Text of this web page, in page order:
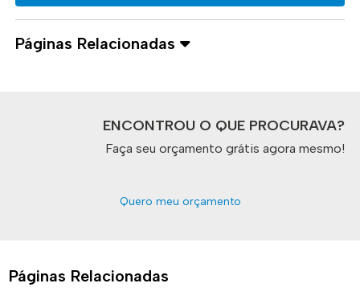
Páginas Relacionadas
ENCONTROU O QUE PROCURAVA?
Faça seu orçamento grátis agora mesmo!
Quero meu orçamento
Páginas Relacionadas